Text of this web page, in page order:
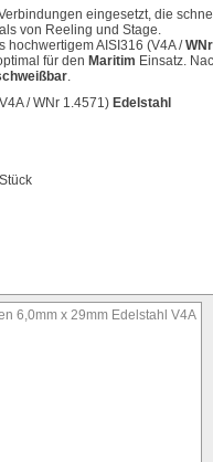
eingesetzt, die
von Reeling und Stage.
hochwertigem AISI316 (V4A /
für den Maritim Einsatz.
.
/ WNr 1.4571) Edelstahl